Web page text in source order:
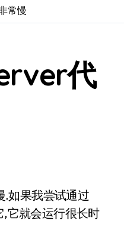
常慢
代
,它就会运行很长时